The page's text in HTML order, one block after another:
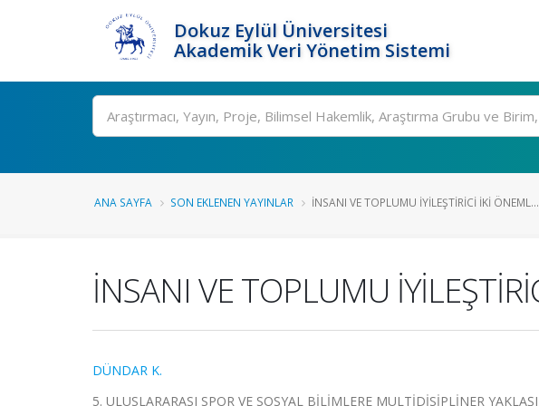
Dokuz Eylül Üniversitesi
Akademik Veri Yönetim Sistemi
Ara
ANA SAYFA SON EKLENEN YAYINLAR İNSANI VE TOPLUMU İYİLEŞTİRİCİ İKİ ÖNEML...
İNSANI VE TOPLUMU
DÜNDAR K.
5. ULUSLARARASI SPOR VE SOSYAL BİLİMLERE MULTİDİSİPLİNER